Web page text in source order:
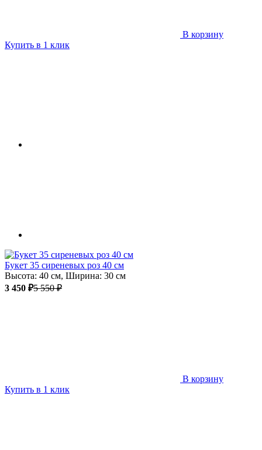
В корзину
Купить в 1 клик
Букет 35 сиреневых роз 40 см
Высота: 40 см, Ширина: 30 см
3 450 ₽5 550 ₽
В корзину
Купить в 1 клик